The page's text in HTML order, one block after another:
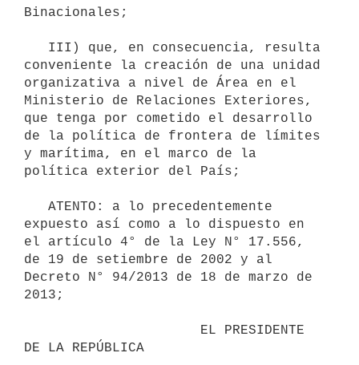
Binacionales;
conveniente la creación de una unidad
organizativa a nivel de Área en el
Ministerio de Relaciones Exteriores,
que tenga por cometido el desarrollo
de la política de frontera de límites
y marítima, en el marco de la
política exterior del País;
expuesto así como a lo dispuesto en
el artículo 4° de la Ley N° 17.556,
de 19 de setiembre de 2002 y al
Decreto N° 94/2013 de 18 de marzo de
2013;
DE LA REPÚBLICA